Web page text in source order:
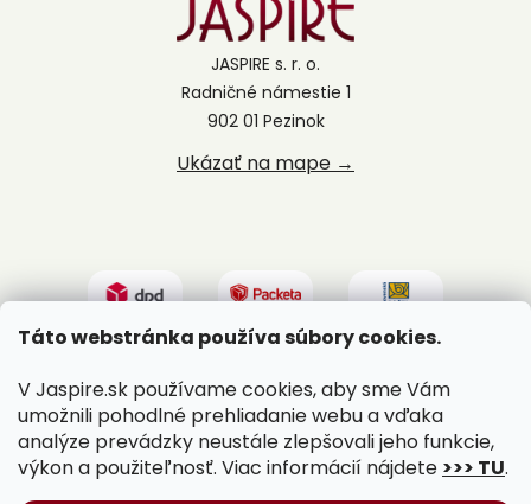
Táto webstránka používa súbory cookies.
V Jaspire.sk používame cookies, aby sme Vám
umožnili pohodlné prehliadanie webu a vďaka
analýze prevádzky neustále zlepšovali jeho funkcie,
výkon a použiteľnosť. Viac informácií nájdete >>> TU.
JASPIRE s. r. o.
Radničné námestie 1
902 01 Pezinok
Ukázať na mape →